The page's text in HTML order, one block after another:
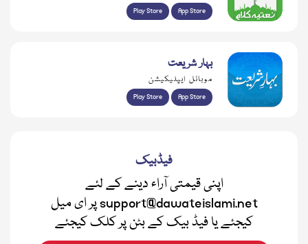
Play Store App Store
بہار شریعت
موبائل ایپلیکیشن
Play Store App Store
فیڈبیک
اپنی قیمتی آراء دینے کے لئے
support@dawateislami.net پر ای میل
کیجئے یا فیڈ بیک کے بٹن پر کلک کیجئے